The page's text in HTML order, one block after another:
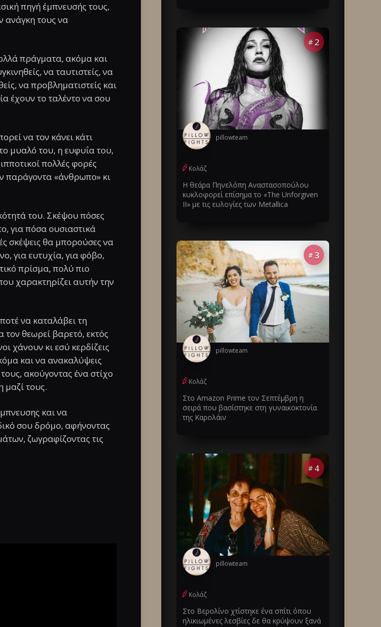
πηγή έμπνευσής τους,
ανάγκη τους να
πράγματα, ακόμα και
να ταυτιστείς, να
να προβληματιστείς και
έχουν το ταλέντο να σου
να τον κάνει κάτι
μυαλό του, η ευφυΐα του,
πολλές φορές
παράγοντα «άνθρωπο» κι
του. Σκέψου πόσες
για πόσα ουσιαστικά
σκέψεις θα μπορούσες να
για ευτυχία, για φόβο,
πρίσμα, πολύ πιο
χαρακτηρίζει αυτήν την
να καταλάβει τη
θεωρεί βαρετό, εκτός
χάνουν κι εσύ κερδίζεις
και να ανακαλύψεις
ακούγοντας ένα στίχο
τους.
και να
σου δρόμο, αφήνοντας
ζωγραφίζοντας τις
# 2
pillowteam
Κολάζ
Η θεάρα Πηνελόπη Αναστασοπούλου
κυκλοφορεί επίσημα το «The Unforgiven
II» με τις ευλογίες των Metallica
# 3
pillowteam
Κολάζ
Στο Amazon Prime τον Σεπτέμβρη η
σειρά που βασίστηκε στη γυναικοκτονία
της Καρολάιν
# 4
pillowteam
Κολάζ
Στο Βερολίνο χτίστηκε ένα σπίτι όπου
ηλικιωμένες λεσβίες δε θα κρύψουν ξανά